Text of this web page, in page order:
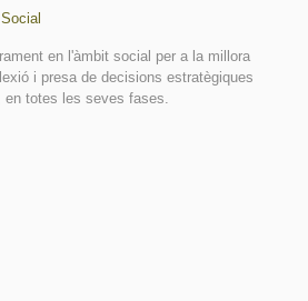
en l'àmbit social per a la millora
i presa de decisions estratègiques
en totes les seves fases.